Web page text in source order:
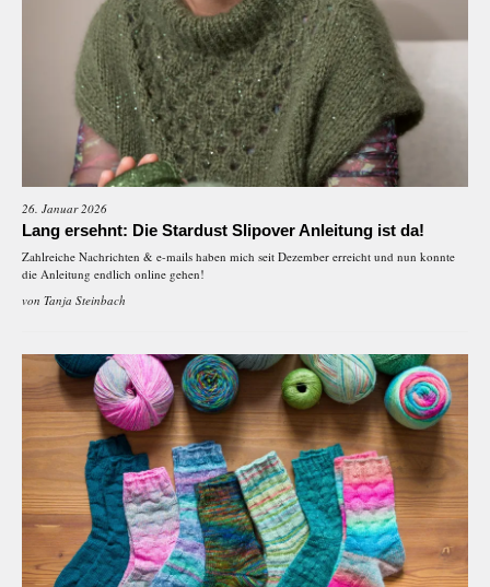
26. Januar 2026
Lang ersehnt: Die Stardust Slipover Anleitung ist da!
Zahlreiche Nachrichten & e-mails haben mich seit Dezember erreicht und nun konnte
die Anleitung endlich online gehen!
von Tanja Steinbach